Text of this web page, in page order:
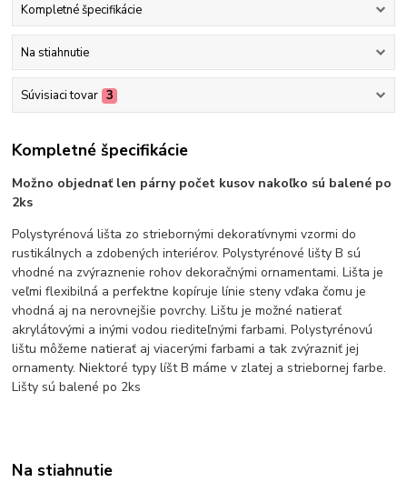
Kompletné špecifikácie
Na stiahnutie
Súvisiaci tovar 3
Kompletné špecifikácie
Možno objednať len párny počet kusov nakoľko sú balené po
2ks
Polystyrénová lišta zo striebornými dekoratívnymi vzormi do
rustikálnych a zdobených interiérov. Polystyrénové lišty B sú
vhodné na zvýraznenie rohov dekoračnými ornamentami. Lišta je
veľmi flexibilná a perfektne kopíruje línie steny vďaka čomu je
vhodná aj na nerovnejšie povrchy. Lištu je možné natierať
akrylátovými a inými vodou riediteľnými farbami. Polystyrénovú
lištu môžeme natierať aj viacerými farbami a tak zvýrazniť jej
ornamenty. Niektoré typy líšt B máme v zlatej a striebornej farbe.
Lišty sú balené po 2ks
Na stiahnutie